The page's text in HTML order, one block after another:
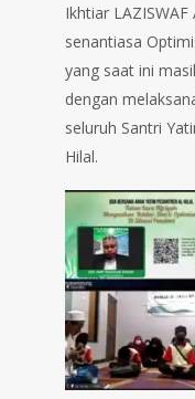
Ikhtiar
senantiasa
yang saat ini
dengan
seluruh Santri
Hilal.